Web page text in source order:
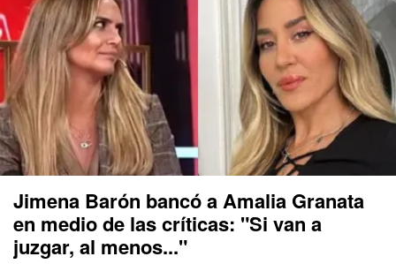
Jimena Barón bancó a Amalia Granata
en medio de las críticas: "Si van a
juzgar, al menos..."